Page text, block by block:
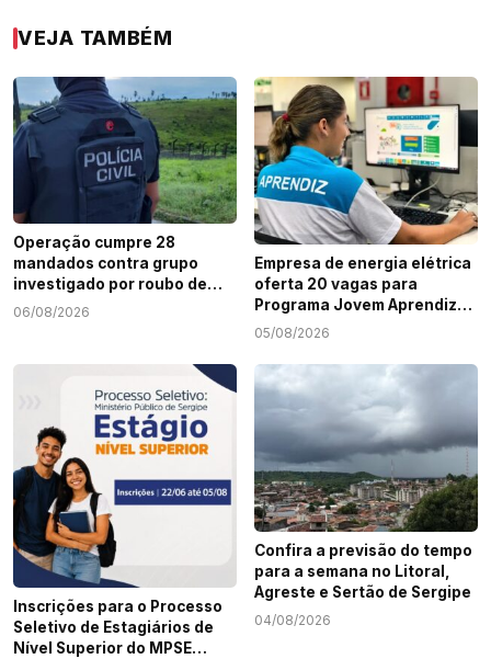
VEJA TAMBÉM
Operação cumpre 28
mandados contra grupo
investigado por roubo de
cargas e tráfico de drogas
06/08/2026
Empresa de energia elétrica
oferta 20 vagas para
Programa Jovem Aprendiz
em Sergipe
05/08/2026
Inscrições para o Processo
Seletivo de Estagiários de
Nível Superior do MPSE
Confira a previsão do tempo
para a semana no Litoral,
Agreste e Sertão de Sergipe
04/08/2026